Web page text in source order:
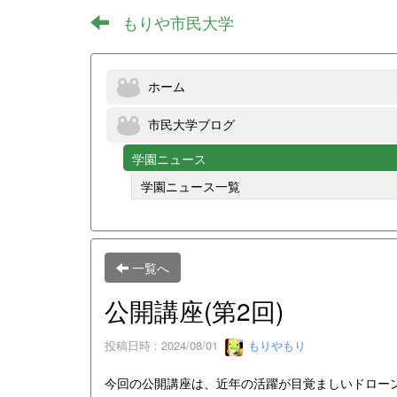
もりや市民大学
ホーム
市民大学ブログ
学園ニュース
学園ニュース一覧
一覧へ
公開講座(第2回)
投稿日時 : 2024/08/01 もりやもり
今回の公開講座は、近年の活躍が目覚ましいドロー